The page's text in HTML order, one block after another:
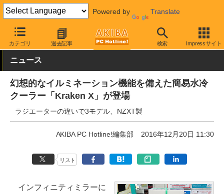
Powered by Translate
カテゴリ 過去記事 検索 Impressサイト
AKIBA PC Hotline! PCパーツ 水冷クーラー・パーツ NZXT
ニュース
幻想的なイルミネーション機能を備えた簡易水冷
クーラー「Kraken X」が登場
ラジエーターの違いで3モデル、NZXT製
AKIBA PC Hotline!編集部 2016年12月20日 11:30
リスト
インフィニティミラーに